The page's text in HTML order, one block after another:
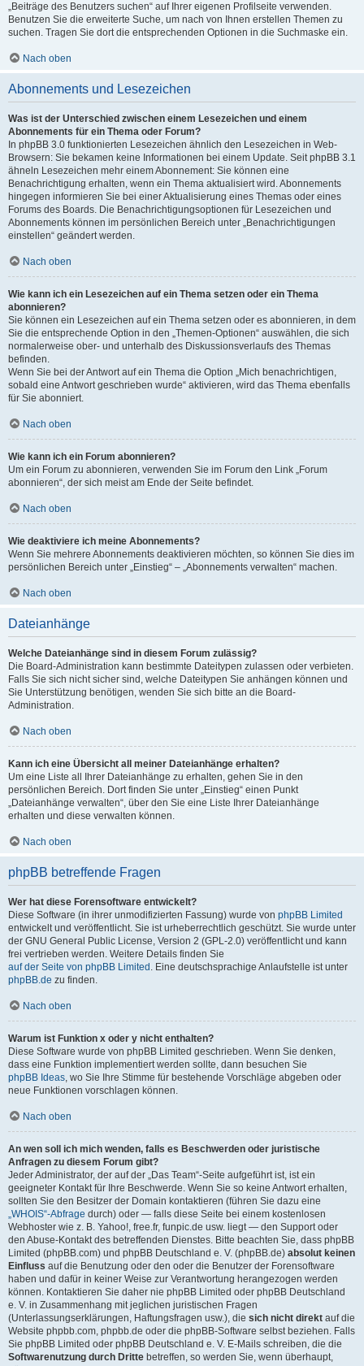
„Beiträge des Benutzers suchen“ auf Ihrer eigenen Profilseite verwenden.
Benutzen Sie die erweiterte Suche, um nach von Ihnen erstellen Themen zu
suchen. Tragen Sie dort die entsprechenden Optionen in die Suchmaske ein.
Nach oben
Abonnements und Lesezeichen
Was ist der Unterschied zwischen einem Lesezeichen und einem
Abonnements für ein Thema oder Forum?
In phpBB 3.0 funktionierten Lesezeichen ähnlich den Lesezeichen in Web-
Browsern: Sie bekamen keine Informationen bei einem Update. Seit phpBB 3.1
ähneln Lesezeichen mehr einem Abonnement: Sie können eine
Benachrichtigung erhalten, wenn ein Thema aktualisiert wird. Abonnements
hingegen informieren Sie bei einer Aktualisierung eines Themas oder eines
Forums des Boards. Die Benachrichtigungsoptionen für Lesezeichen und
Abonnements können im persönlichen Bereich unter „Benachrichtigungen
einstellen“ geändert werden.
Nach oben
Wie kann ich ein Lesezeichen auf ein Thema setzen oder ein Thema
abonnieren?
Sie können ein Lesezeichen auf ein Thema setzen oder es abonnieren, in dem
Sie die entsprechende Option in den „Themen-Optionen“ auswählen, die sich
normalerweise ober- und unterhalb des Diskussionsverlaufs des Themas
befinden.
Wenn Sie bei der Antwort auf ein Thema die Option „Mich benachrichtigen,
sobald eine Antwort geschrieben wurde“ aktivieren, wird das Thema ebenfalls
für Sie abonniert.
Nach oben
Wie kann ich ein Forum abonnieren?
Um ein Forum zu abonnieren, verwenden Sie im Forum den Link „Forum
abonnieren“, der sich meist am Ende der Seite befindet.
Nach oben
Wie deaktiviere ich meine Abonnements?
Wenn Sie mehrere Abonnements deaktivieren möchten, so können Sie dies im
persönlichen Bereich unter „Einstieg“ – „Abonnements verwalten“ machen.
Nach oben
Dateianhänge
Welche Dateianhänge sind in diesem Forum zulässig?
Die Board-Administration kann bestimmte Dateitypen zulassen oder verbieten.
Falls Sie sich nicht sicher sind, welche Dateitypen Sie anhängen können und
Sie Unterstützung benötigen, wenden Sie sich bitte an die Board-
Administration.
Nach oben
Kann ich eine Übersicht all meiner Dateianhänge erhalten?
Um eine Liste all Ihrer Dateianhänge zu erhalten, gehen Sie in den
persönlichen Bereich. Dort finden Sie unter „Einstieg“ einen Punkt
„Dateianhänge verwalten“, über den Sie eine Liste Ihrer Dateianhänge
erhalten und diese verwalten können.
Nach oben
phpBB betreffende Fragen
Wer hat diese Forensoftware entwickelt?
Diese Software (in ihrer unmodifizierten Fassung) wurde von phpBB Limited
entwickelt und veröffentlicht. Sie ist urheberrechtlich geschützt. Sie wurde unter
der GNU General Public License, Version 2 (GPL-2.0) veröffentlicht und kann
frei vertrieben werden. Weitere Details finden Sie
auf der Seite von phpBB Limited . Eine deutschsprachige Anlaufstelle ist unter
phpBB.de zu finden.
Nach oben
Warum ist Funktion x oder y nicht enthalten?
Diese Software wurde von phpBB Limited geschrieben. Wenn Sie denken,
dass eine Funktion implementiert werden sollte, dann besuchen Sie
phpBB Ideas, wo Sie Ihre Stimme für bestehende Vorschläge abgeben oder
neue Funktionen vorschlagen können.
Nach oben
An wen soll ich mich wenden, falls es Beschwerden oder juristische
Anfragen zu diesem Forum gibt?
Jeder Administrator, der auf der „Das Team“-Seite aufgeführt ist, ist ein
geeigneter Kontakt für Ihre Beschwerde. Wenn Sie so keine Antwort erhalten,
sollten Sie den Besitzer der Domain kontaktieren (führen Sie dazu eine
„WHOIS“-Abfrage durch) oder — falls diese Seite bei einem kostenlosen
Webhoster wie z. B. Yahoo!, free.fr, funpic.de usw. liegt — den Support oder
den Abuse-Kontakt des betreffenden Dienstes. Bitte beachten Sie, dass phpBB
Limited (phpBB.com) und phpBB Deutschland e. V. (phpBB.de) absolut keinen
Einfluss auf die Benutzung oder den oder die Benutzer der Forensoftware
haben und dafür in keiner Weise zur Verantwortung herangezogen werden
können. Kontaktieren Sie daher nie phpBB Limited oder phpBB Deutschland
e. V. in Zusammenhang mit jeglichen juristischen Fragen
(Unterlassungserklärungen, Haftungsfragen usw.), die sich nicht direkt auf die
Website phpbb.com, phpbb.de oder die phpBB-Software selbst beziehen. Falls
Sie phpBB Limited oder phpBB Deutschland e. V. E-Mails schreiben, die die
Softwarenutzung durch Dritte betreffen, so werden Sie, wenn überhaupt,